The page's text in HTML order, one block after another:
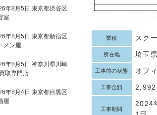
業種 スク
所在地 埼玉
工事前の状態 オフ
工事金額
工事期間
2024
年8月5日 東京都渋谷区
室
年8月5日 東京都新宿区
メン屋
年8月5日 神奈川県川崎
取専門店
年8月4日 東京都目黒区
屋